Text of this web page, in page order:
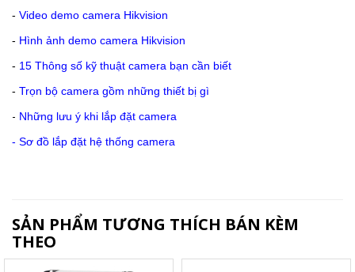
- Video demo camera Hikvision
- Hình ảnh demo camera Hikvision
- 15 Thông số kỹ thuật camera bạn cần biết
- Trọn bộ camera gồm những thiết bị gì
- Những lưu ý khi lắp đặt camera
- Sơ đồ lắp đặt hệ thống camera
SẢN PHẨM TƯƠNG THÍCH BÁN KÈM
THEO